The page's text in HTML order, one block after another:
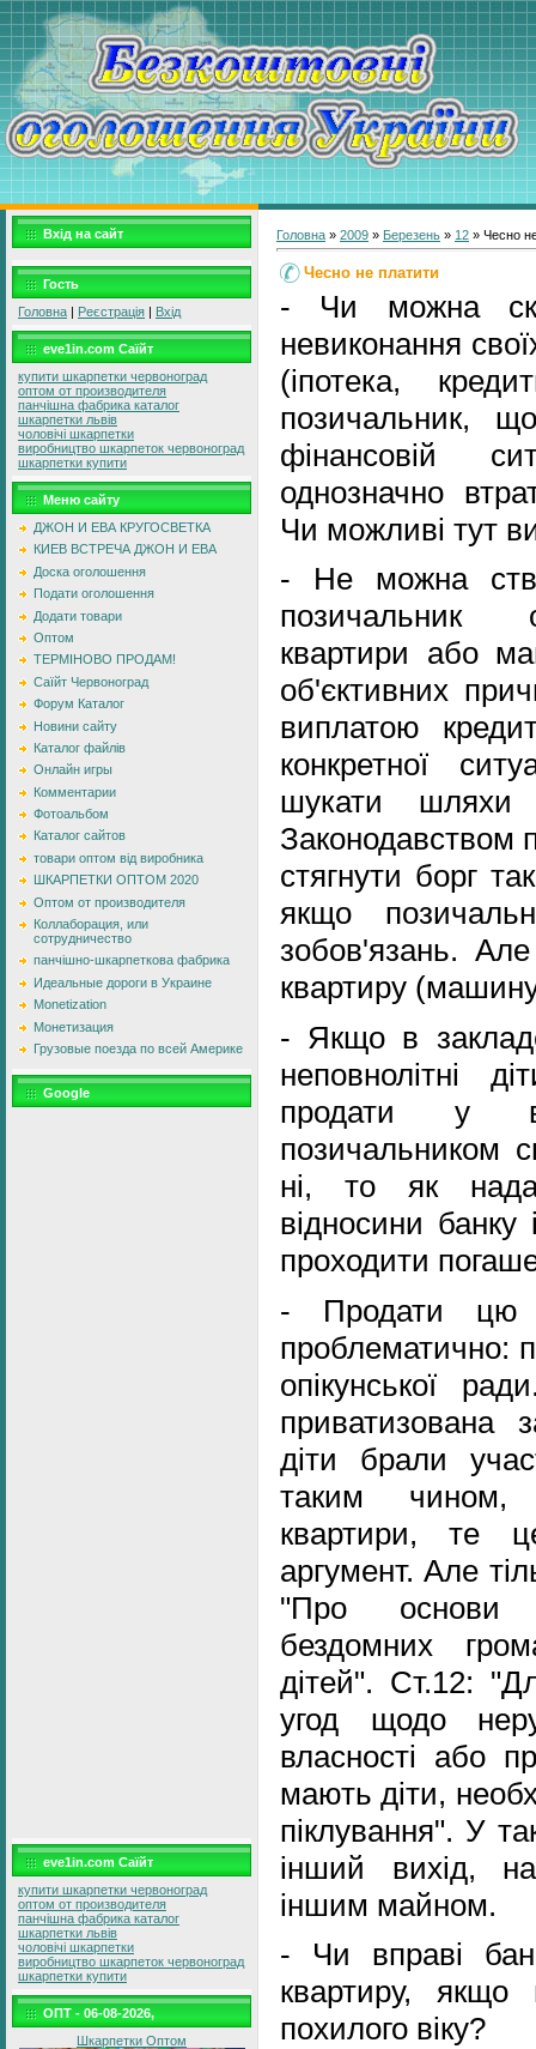
Вхід на сайт
Гость
Головна | Реєстрація | Вхід
eve1in.com Саїйт
купити шкарпетки червоноград
оптом от производителя
панчішна фабрика каталог
шкарпетки львів
чоловічі шкарпетки
виробництво шкарпеток червоноград
шкарпетки купити
Меню сайту
ДЖОН И ЕВА КРУГОСВЕТКА
КИЕВ ВСТРЕЧА ДЖОН И ЕВА
Доска оголошення
Подати оголошення
Додати товари
Оптом
ТЕРМІНОВО ПРОДАМ!
Саїйт Червоноград
Форум Каталог
Новини сайту
Каталог файлів
Онлайн игры
Комментарии
Фотоальбом
Каталог сайтов
товари оптом від виробника
ШКАРПЕТКИ ОПТОМ 2020
Оптом от производителя
Коллаборация, или
сотрудничество
панчішно-шкарпеткова фабрика
Идеальные дороги в Украине
Monetization
Монетизация
Грузовые поезда по всей Америке
Google
eve1in.com Саїйт
купити шкарпетки червоноград
оптом от производителя
панчішна фабрика каталог
шкарпетки львів
чоловічі шкарпетки
виробництво шкарпеток червоноград
шкарпетки купити
ОПТ - 06-08-2026,
Шкарпетки Оптом
Головна » 2009 » Березень » 12 » Чесно
Чесно не платити
- Чи можна
невиконання
(іпотека,
позичальник,
фінансовій
однозначно
Чи можливі тут
- Не можна
позичальник
квартири або
об'єктивних
виплатою
конкретної
шукати шляхи
Законодавством
стягнути борг
якщо
зобов'язань.
квартиру
- Якщо в
неповнолітні
продати у
позичальником
ні, то як
відносини
проходити
- Продати цю
проблематично:
опікунської
приватизована
діти брали
таким чином,
квартири, те
аргумент. Але
"Про основи
бездомних
дітей". Ст.12:
угод щодо
власності або
мають діти,
піклування". У
інший вихід,
іншим майном.
- Чи вправі
квартиру,
похилого віку?